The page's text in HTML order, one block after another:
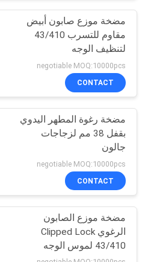
جولة
المعمل
مراقبة
الجودة
اتصل
أخبار
مضخة موزع صابون أبيض
مقاوم للتسرب 43/410
لتنظيف الوجه
negotiable MOQ:10000pcs
CONTACT
مضخة رغوة المطهر اليدوي
بقفل 38 مم لزجاجات
جالون
negotiable MOQ:10000pcs
CONTACT
مضخة موزع الصابون
الرغوي Clipped Lock
43/410 لموس الوجه